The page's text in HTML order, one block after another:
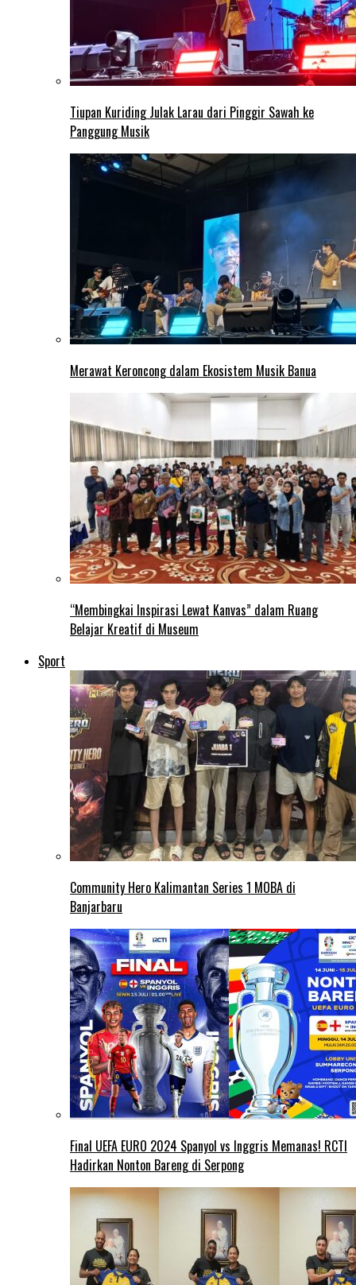
Tiupan Kuriding Julak Larau dari Pinggir Sawah ke
Panggung Musik
Merawat Keroncong dalam Ekosistem Musik Banua
“Membingkai Inspirasi Lewat Kanvas” dalam Ruang
Belajar Kreatif di Museum
Sport
Community Hero Kalimantan Series 1 MOBA di
Banjarbaru
Final UEFA EURO 2024 Spanyol vs Inggris Memanas! RCTI
Hadirkan Nonton Bareng di Serpong